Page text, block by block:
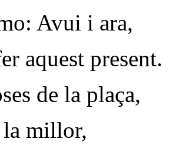
Avui i ara,
aquest present.
de la plaça,
millor,